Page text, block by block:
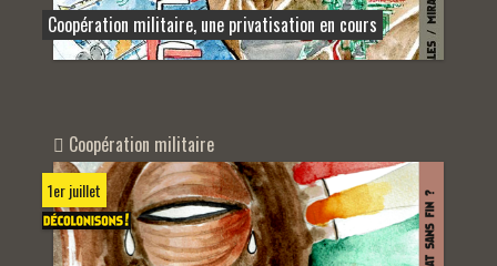
Coopération militaire, une privatisation en cours
Coopération militaire
1er juillet